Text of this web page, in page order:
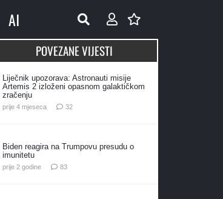
AI
POVEZANE VIJESTI
Liječnik upozorava: Astronauti misije
Artemis 2 izloženi opasnom galaktičkom
zračenju
prije 4 mjeseca 32komentara
Biden reagira na Trumpovu presudu o
imunitetu
prije 2 godine 83komentara